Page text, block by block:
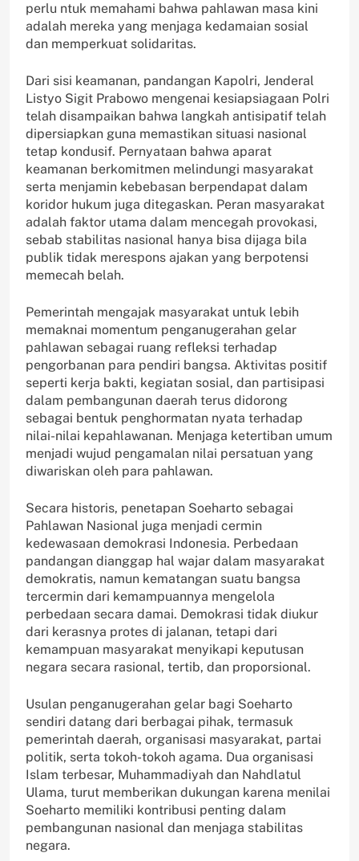
perlu ntuk memahami bahwa pahlawan masa kini
adalah mereka yang menjaga kedamaian sosial
dan memperkuat solidaritas.
Dari sisi keamanan, pandangan Kapolri, Jenderal
Listyo Sigit Prabowo mengenai kesiapsiagaan Polri
telah disampaikan bahwa langkah antisipatif telah
dipersiapkan guna memastikan situasi nasional
tetap kondusif. Pernyataan bahwa aparat
keamanan berkomitmen melindungi masyarakat
serta menjamin kebebasan berpendapat dalam
koridor hukum juga ditegaskan. Peran masyarakat
adalah faktor utama dalam mencegah provokasi,
sebab stabilitas nasional hanya bisa dijaga bila
publik tidak merespons ajakan yang berpotensi
memecah belah.
Pemerintah mengajak masyarakat untuk lebih
memaknai momentum penganugerahan gelar
pahlawan sebagai ruang refleksi terhadap
pengorbanan para pendiri bangsa. Aktivitas positif
seperti kerja bakti, kegiatan sosial, dan partisipasi
dalam pembangunan daerah terus didorong
sebagai bentuk penghormatan nyata terhadap
nilai-nilai kepahlawanan. Menjaga ketertiban umum
menjadi wujud pengamalan nilai persatuan yang
diwariskan oleh para pahlawan.
Secara historis, penetapan Soeharto sebagai
Pahlawan Nasional juga menjadi cermin
kedewasaan demokrasi Indonesia. Perbedaan
pandangan dianggap hal wajar dalam masyarakat
demokratis, namun kematangan suatu bangsa
tercermin dari kemampuannya mengelola
perbedaan secara damai. Demokrasi tidak diukur
dari kerasnya protes di jalanan, tetapi dari
kemampuan masyarakat menyikapi keputusan
negara secara rasional, tertib, dan proporsional.
Usulan penganugerahan gelar bagi Soeharto
sendiri datang dari berbagai pihak, termasuk
pemerintah daerah, organisasi masyarakat, partai
politik, serta tokoh-tokoh agama. Dua organisasi
Islam terbesar, Muhammadiyah dan Nahdlatul
Ulama, turut memberikan dukungan karena menilai
Soeharto memiliki kontribusi penting dalam
pembangunan nasional dan menjaga stabilitas
negara.